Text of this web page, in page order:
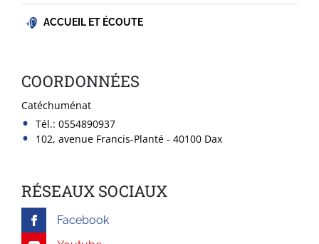
ACCUEIL ET ÉCOUTE
COORDONNÉES
Catéchuménat
Tél.: 0554890937
102, avenue Francis-Planté - 40100 Dax
RÉSEAUX SOCIAUX
Facebook